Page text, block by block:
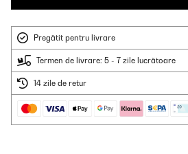
Pregătit pentru livrare
Termen de livrare: 5 - 7 zile lucrătoare
14 zile de retur